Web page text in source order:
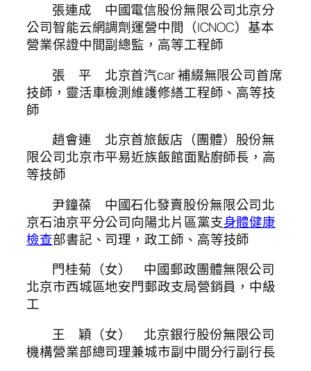
張連成 中國電信股份無限公司北京分
公司智能云網調劑運營中間（ICNOC）基本
營業保證中間副總監，高等工程師
張 平 北京首汽car 補綴無限公司首席
技師，靈活車檢測維護修繕工程師、高等技
師
趙會連 北京首旅飯店（團體）股份無
限公司北京市平易近族飯館面點廚師長，高
等技師
尹鐘葆 中國石化發賣股份無限公司北
京石油京平分公司向陽北片區黨支身體健康
檢查部書記、司理，政工師、高等技師
門桂菊（女） 中國郵政團體無限公司
北京市西城區地安門郵政支局營銷員，中級
工
王 穎（女） 北京銀行股份無限公司
機構營業部總司理兼城市副中間分行副行長